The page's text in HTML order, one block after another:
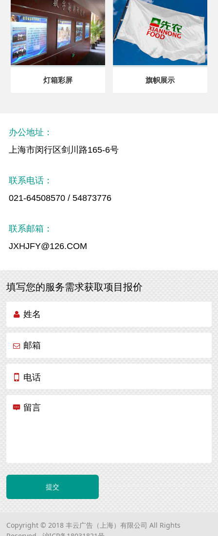
灯箱彩屏 旗帜展示
办公地址：
上海市闵行区剑川路165-6号
联系电话：
021-64508570 / 54873776
联系邮箱：
JXHJFY@126.COM
填写您的服务需求获取项目报价
姓名
邮箱
电话
留言
提交
Copyright © 2018 丰云广告（上海）有限公司 All Rights